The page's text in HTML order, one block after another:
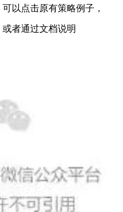
以点击原有策略例子，
者通过文档说明